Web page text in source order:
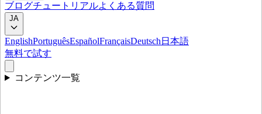
ブログチュートリアルよくある質問
JA
EnglishPortuguêsEspañolFrançaisDeutsch 日本語
無料で試す
コンテンツ一覧